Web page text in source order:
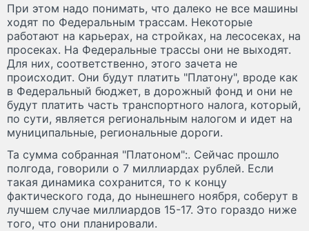
При этом надо понимать, что далеко не все машины
ходят по Федеральным трассам. Некоторые
работают на карьерах, на стройках, на лесосеках, на
просеках. На Федеральные трассы они не выходят.
Для них, соответственно, этого зачета не
происходит. Они будут платить "Платону", вроде как
в Федеральный бюджет, в дорожный фонд и они не
будут платить часть транспортного налога, который,
по сути, является региональным налогом и идет на
муниципальные, региональные дороги.
Та сумма собранная "Платоном":. Сейчас прошло
полгода, говорили о 7 миллиардах рублей. Если
такая динамика сохранится, то к концу
фактического года, до нынешнего ноября, соберут в
лучшем случае миллиардов 15-17. Это гораздо ниже
того, что они планировали.